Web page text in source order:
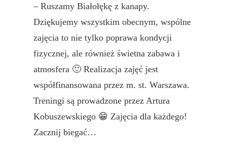
– Ruszamy Białołękę z kanapy.
Dziękujemy wszystkim obecnym, wspólne
zajęcia to nie tylko poprawa kondycji
fizycznej, ale również świetna zabawa i
atmosfera 🙂 Realizacja zajęć jest
współfinansowana przez m. st. Warszawa.
Treningi są prowadzone przez Artura
Kobuszewskiego 😁 Zajęcia dla każdego!
Zacznij biegać…